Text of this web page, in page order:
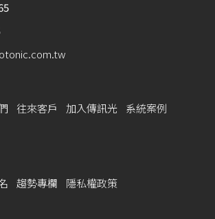
往來客戶 加入傳訊光
系統案例
趨勢專欄 隱私權政策